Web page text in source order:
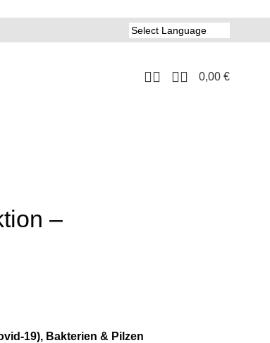
0,00 €
–
19), Bakterien & Pilzen